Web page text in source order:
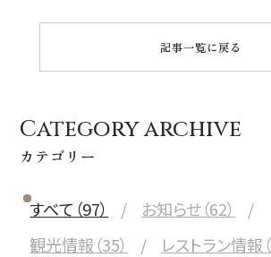
記事一覧に戻る
Category archive
カテゴリー
すべて（97）
お知らせ（62）
観光情報（35）
レストラン情報（